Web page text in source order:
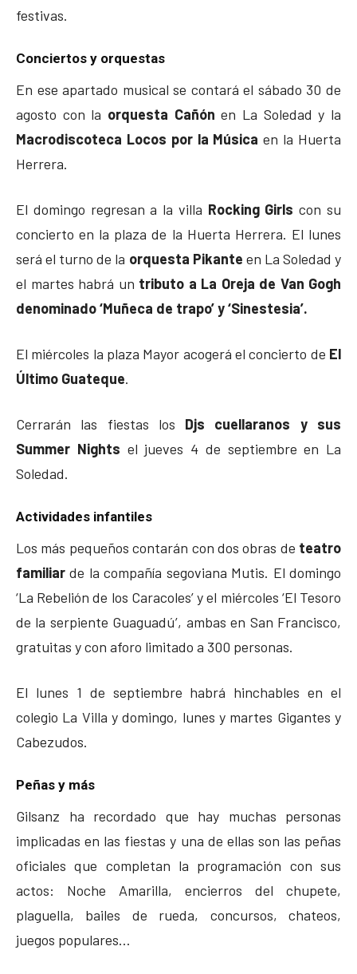
festivas.
Conciertos y orquestas
En ese apartado musical se contará el sábado 30 de
agosto con la orquesta Cañón en La Soledad y la
Macrodiscoteca Locos por la Música en la Huerta
Herrera.
El domingo regresan a la villa Rocking Girls con su
concierto en la plaza de la Huerta Herrera. El lunes
será el turno de la orquesta Pikante en La Soledad y
el martes habrá un tributo a La Oreja de Van Gogh
denominado ‘Muñeca de trapo’ y ‘Sinestesia’.
El miércoles la plaza Mayor acogerá el concierto de El
Último Guateque.
Cerrarán las fiestas los Djs cuellaranos y sus
Summer Nights el jueves 4 de septiembre en La
Soledad.
Actividades infantiles
Los más pequeños contarán con dos obras de teatro
familiar de la compañía segoviana Mutis. El domingo
‘La Rebelión de los Caracoles’ y el miércoles ‘El Tesoro
de la serpiente Guaguadú’, ambas en San Francisco,
gratuitas y con aforo limitado a 300 personas.
El lunes 1 de septiembre habrá hinchables en el
colegio La Villa y domingo, lunes y martes Gigantes y
Cabezudos.
Peñas y más
Gilsanz ha recordado que hay muchas personas
implicadas en las fiestas y una de ellas son las peñas
oficiales que completan la programación con sus
actos: Noche Amarilla, encierros del chupete,
plaguella, bailes de rueda, concursos, chateos,
juegos populares…